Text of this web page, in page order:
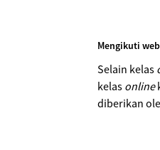
Mengikuti
Selain kelas
kelas online
diberikan